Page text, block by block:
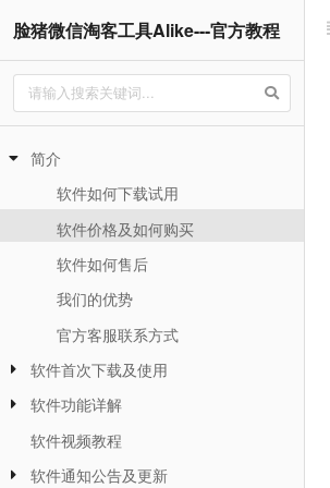
脸猪微信淘客工具Alike---官方教程
简介
软件如何下载试用
软件价格及如何购买
软件如何售后
我们的优势
官方客服联系方式
软件首次下载及使用
软件功能详解
软件视频教程
软件通知公告及更新